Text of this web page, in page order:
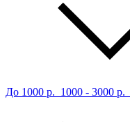
До 1000 р. 1000 - 3000 р.